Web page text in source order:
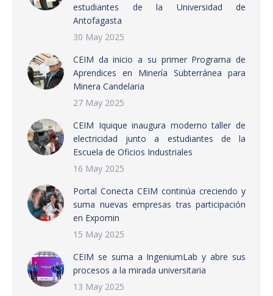
estudiantes de la Universidad de
Antofagasta
30 May 2025
CEIM da inicio a su primer Programa de
Aprendices en Minería Subterránea para
Minera Candelaria
27 May 2025
CEIM Iquique inaugura moderno taller de
electricidad junto a estudiantes de la
Escuela de Oficios Industriales
16 May 2025
Portal Conecta CEIM continúa creciendo y
suma nuevas empresas tras participación
en Expomin
15 May 2025
CEIM se suma a IngeniumLab y abre sus
procesos a la mirada universitaria
13 May 2025